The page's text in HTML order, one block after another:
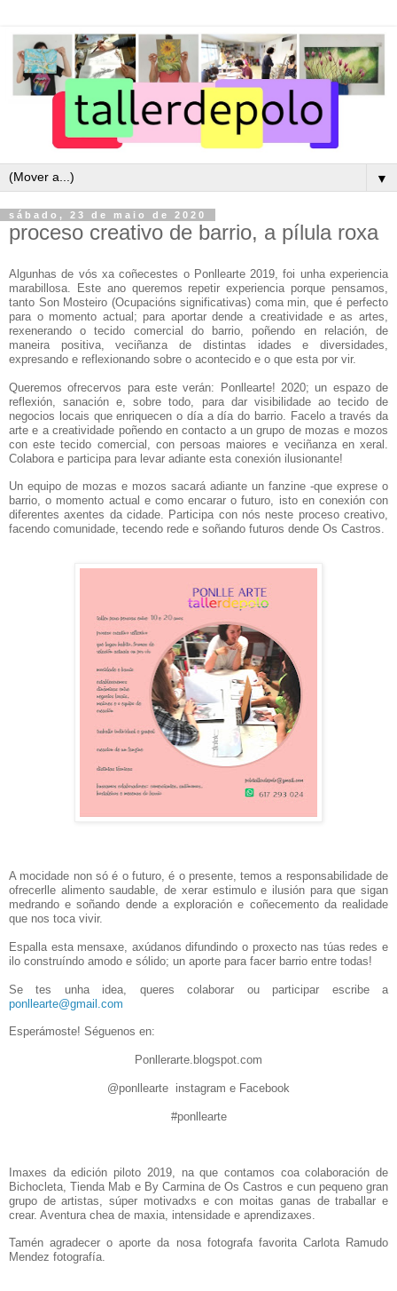
▼
sábado, 23 de maio de 2020
proceso creativo de barrio, a pílula roxa
Algunhas de vós xa coñecestes o Ponllearte 2019, foi unha experiencia
marabillosa. Este ano queremos repetir experiencia porque pensamos,
tanto Son Mosteiro (Ocupacións significativas) coma min, que é perfecto
para o momento actual; para aportar dende a creatividade e as artes,
rexenerando o tecido comercial do barrio, poñendo en relación, de
maneira positiva, veciñanza de distintas idades e diversidades,
expresando e reflexionando sobre o acontecido e o que esta por vir.
Queremosofrecervos para este verán: Ponllearte! 2020; un espazo de
reflexión, sanación e, sobre todo, para dar visibilidade ao tecido de
negocios locais queenriquecen o díaa día do barrio. Facelo a través da
arte e a creatividade poñendo en contacto a un grupo de mozas e mozos
con este tecido comercial, con persoas maiores e veciñanza en xeral.
Colabora e participa para levar adiante esta conexión ilusionante!
Un equipo de mozas e mozos sacará adiante un fanzine -que exprese o
barrio, o momento actual e como encarar o futuro, isto en conexión con
diferentes axentes da cidade. Participa con nós neste proceso creativo,
facendo comunidade, tecendo rede e soñando futuros dende Os Castros.
A mocidade non só é o futuro,é o presente, temos a responsabilidade de
ofrecerlle alimento saudable,de xerar estimulo e ilusión para que sigan
medrando e soñando dende a exploración e coñecemento da realidade
que nos toca vivir.
Espalla esta mensaxe, axúdanos difundindo o proxecto nas túas redes e
ilo construíndo amodo e sólido; un aporte para facer barrio entre todas!
Se tes unha idea, queres colaborar ou participar escribe a
ponllearte@gmail.com
Esperámoste! Séguenos en:
Ponllerarte.blogspot.com
@ponllearte instagram e Facebook
#ponllearte
Imaxes da edición piloto 2019, na que contamos coa colaboración de
Bichocleta, Tienda Mab e By Carmina de Os Castros e cun pequeno gran
grupo de artistas, súper motivadxs e con moitas ganas de traballar e
crear. Aventura chea de maxia, intensidade e aprendizaxes.
Tamén agradecer o aporte da nosa fotografa favorita Carlota Ramudo
Mendez fotografía.